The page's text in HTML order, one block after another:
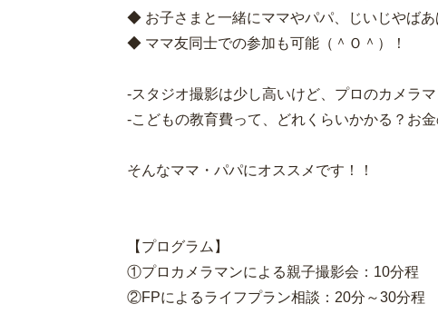
◆ お子さまと一緒にママやパパ、じいじやばあ
◆ ママ友同士での参加も可能（＾Ｏ＾）！
-スタジオ撮影は少し高いけど、プロのカメラマ
-こどもの教育費って、どれくらいかかる？お
そんなママ・パパにオススメです！！
【プログラム】
①プロカメラマンによる親子撮影会：10分程
②FPによるライフプラン相談：20分～30分程